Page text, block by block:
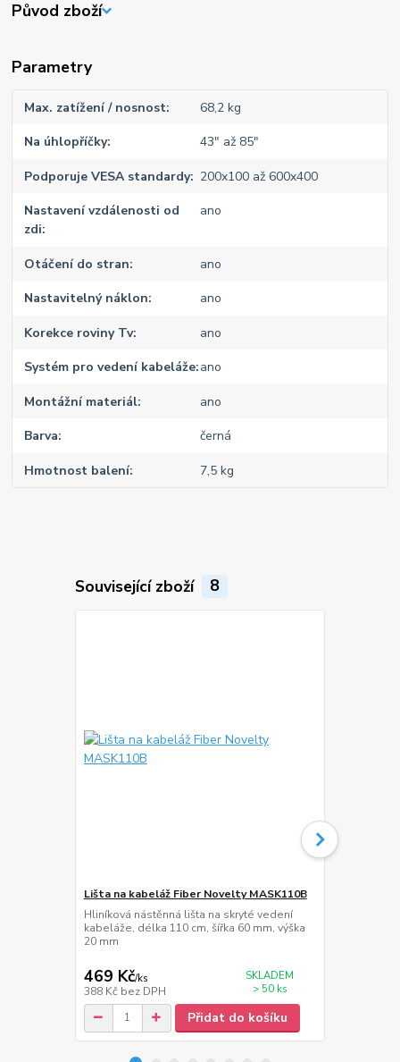
Původ zboží
Parametry
Max. zatížení / nosnost 68,2 kg
Na úhlopříčky 43" až 85"
Podporuje VESA standardy 200x100 až 600x400
Nastavení vzdálenosti od
zdi
ano
Otáčení do stran ano
Nastavitelný náklon ano
Korekce roviny Tv ano
Systém pro vedení kabeláže ano
Montážní materiál ano
Barva černá
Hmotnost balení 7,5 kg
Související zboží 8
Lišta na kabeláž Fiber Novelty MASK110B
Hliníková nástěnná lišta na skryté vedení
kabeláže, délka 110 cm, šířka 60 mm, výška
20 mm
469 Kč/ks
388 Kč bez DPH
SKLADEM
> 50 ks
Přidat do košíku